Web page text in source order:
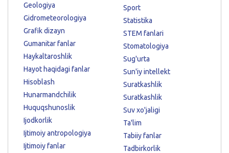
Geologiya
Gidrometeorologiya
Grafik dizayn
Gumanitar fanlar
Haykaltaroshlik
Hayot haqidagi fanlar
Hisoblash
Hunarmandchilik
Huquqshunoslik
Ijodkorlik
Ijtimoiy antropologiya
Ijtimoiy fanlar
Sport
Statistika
STEM fanlari
Stomatologiya
Sug'urta
Sun'iy intellekt
Suratkashlik
Suratkashlik
Suv xo'jaligi
Ta'lim
Tabiiy fanlar
Tadbirkorlik